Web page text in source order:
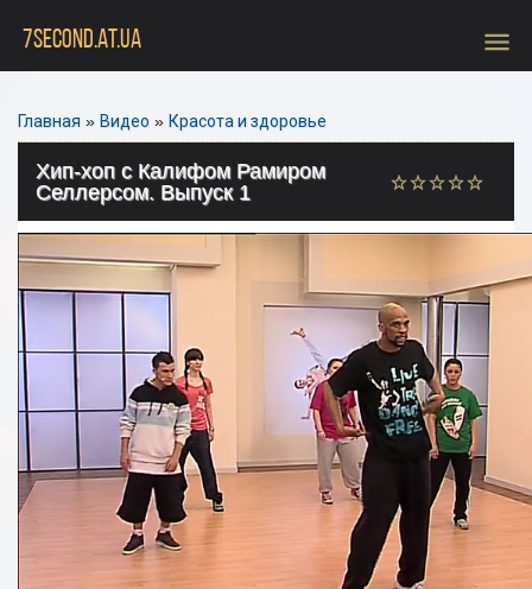
7SECOND.AT.UA menu
Главная » Видео » Красота и здоровье
Хип-хоп с Калифом Рамиром
Селлерсом. Выпуск 1